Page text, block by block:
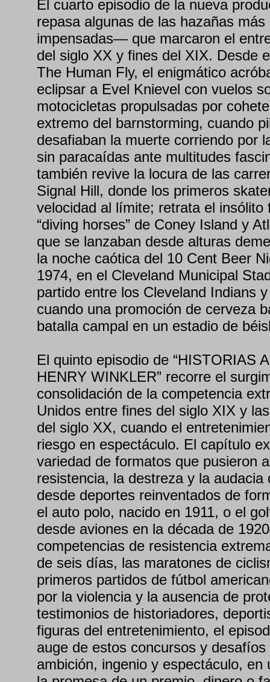
El cuarto episodio de la nueva
repasa algunas de las hazañas
impensadas— que marcaron el
del siglo XX y fines del XIX. Desde
The Human Fly, el enigmático
eclipsar a Evel Knievel con vuelos
motocicletas propulsadas por
extremo del barnstorming, cuando
desafiaban la muerte corriendo por
sin paracaídas ante multitudes
también revive la locura de las
Signal Hill, donde los primeros
velocidad al límite; retrata el insólito
“diving horses” de Coney Island y
que se lanzaban desde alturas
la noche caótica del 10 Cent Beer
1974, en el Cleveland Municipal
partido entre los Cleveland Indians
cuando una promoción de cerveza
batalla campal en un estadio de
El quinto episodio de “HISTORIAS
HENRY WINKLER” recorre el
consolidación de la competencia
Unidos entre fines del siglo XIX y
del siglo XX, cuando el
riesgo en espectáculo. El capítulo
variedad de formatos que pusieron
resistencia, la destreza y la audacia
desde deportes reinventados de
el auto polo, nacido en 1911, o el
desde aviones en la década de
competencias de resistencia
de seis días, las maratones de
primeros partidos de fútbol
por la violencia y la ausencia de
testimonios de historiadores,
figuras del entretenimiento, el
auge de estos concursos y
ambición, ingenio y espectáculo, en